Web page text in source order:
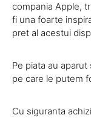
compania Apple,
fi una foarte
pret al acestui
Pe piata au
pe care le putem
Cu siguranta